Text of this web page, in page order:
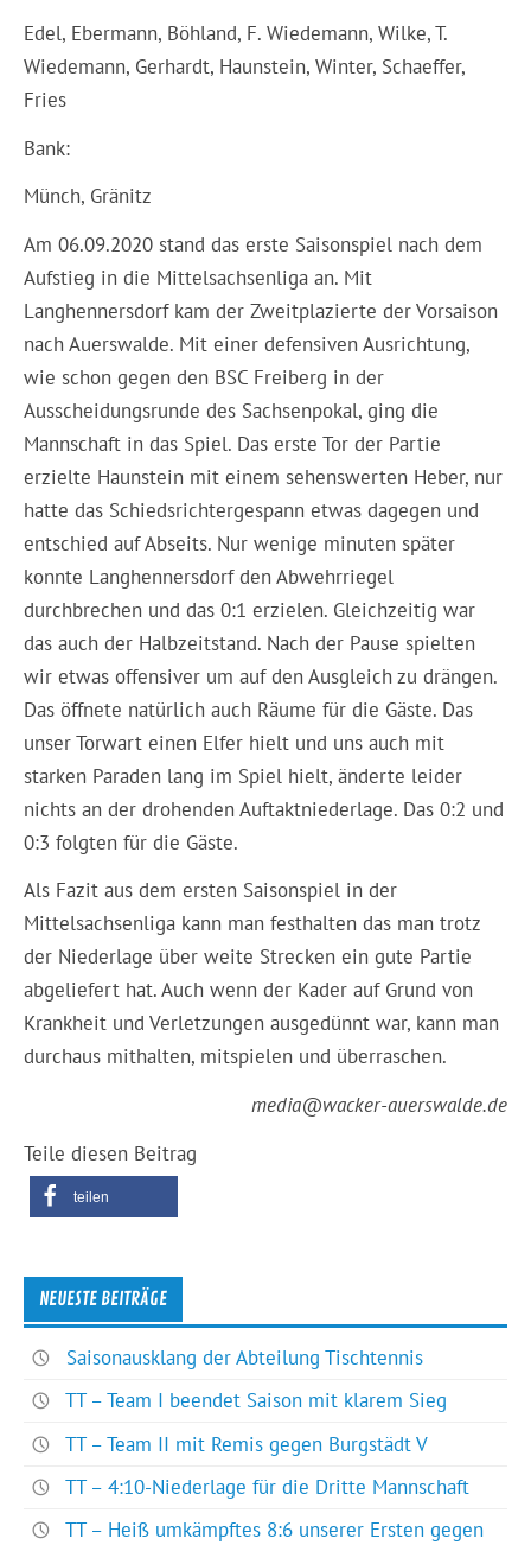
Edel, Ebermann, Böhland, F. Wiedemann, Wilke, T.
Wiedemann, Gerhardt, Haunstein, Winter, Schaeffer,
Fries
Bank:
Münch, Gränitz
Am 06.09.2020 stand das erste Saisonspiel nach dem
Aufstieg in die Mittelsachsenliga an. Mit
Langhennersdorf kam der Zweitplazierte der Vorsaison
nach Auerswalde. Mit einer defensiven Ausrichtung,
wie schon gegen den BSC Freiberg in der
Ausscheidungsrunde des Sachsenpokal, ging die
Mannschaft in das Spiel. Das erste Tor der Partie
erzielte Haunstein mit einem sehenswerten Heber, nur
hatte das Schiedsrichtergespann etwas dagegen und
entschied auf Abseits. Nur wenige minuten später
konnte Langhennersdorf den Abwehrriegel
durchbrechen und das 0:1 erzielen. Gleichzeitig war
das auch der Halbzeitstand. Nach der Pause spielten
wir etwas offensiver um auf den Ausgleich zu drängen.
Das öffnete natürlich auch Räume für die Gäste. Das
unser Torwart einen Elfer hielt und uns auch mit
starken Paraden lang im Spiel hielt, änderte leider
nichts an der drohenden Auftaktniederlage. Das 0:2 und
0:3 folgten für die Gäste.
Als Fazit aus dem ersten Saisonspiel in der
Mittelsachsenliga kann man festhalten das man trotz
der Niederlage über weite Strecken ein gute Partie
abgeliefert hat. Auch wenn der Kader auf Grund von
Krankheit und Verletzungen ausgedünnt war, kann man
durchaus mithalten, mitspielen und überraschen.
media@wacker-auerswalde.de
Teile diesen Beitrag
teilen
NEUESTE BEITRÄGE
Saisonausklang der Abteilung Tischtennis
TT – Team I beendet Saison mit klarem Sieg
TT – Team II mit Remis gegen Burgstädt V
TT – 4:10-Niederlage für die Dritte Mannschaft
TT – Heiß umkämpftes 8:6 unserer Ersten gegen